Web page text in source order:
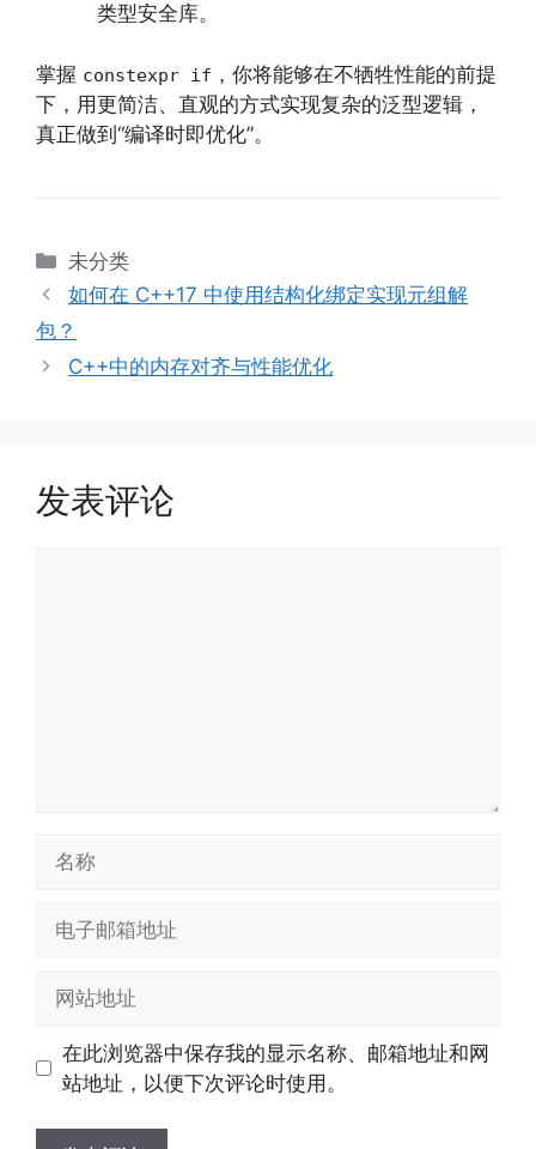
类型安全库。
掌握 constexpr if ，你将能够在不牺牲性能的前提
下，用更简洁、直观的方式实现复杂的泛型逻辑，
真正做到“编译时即优化”。
分
类
未分类
如何在 C++17 中使用结构化绑定实现元组解
包？
C++中的内存对齐与性能优化
发表评论
址
址
在此浏览器中保存我的显示名称、邮箱地址和网
站地址，以便下次评论时使用。